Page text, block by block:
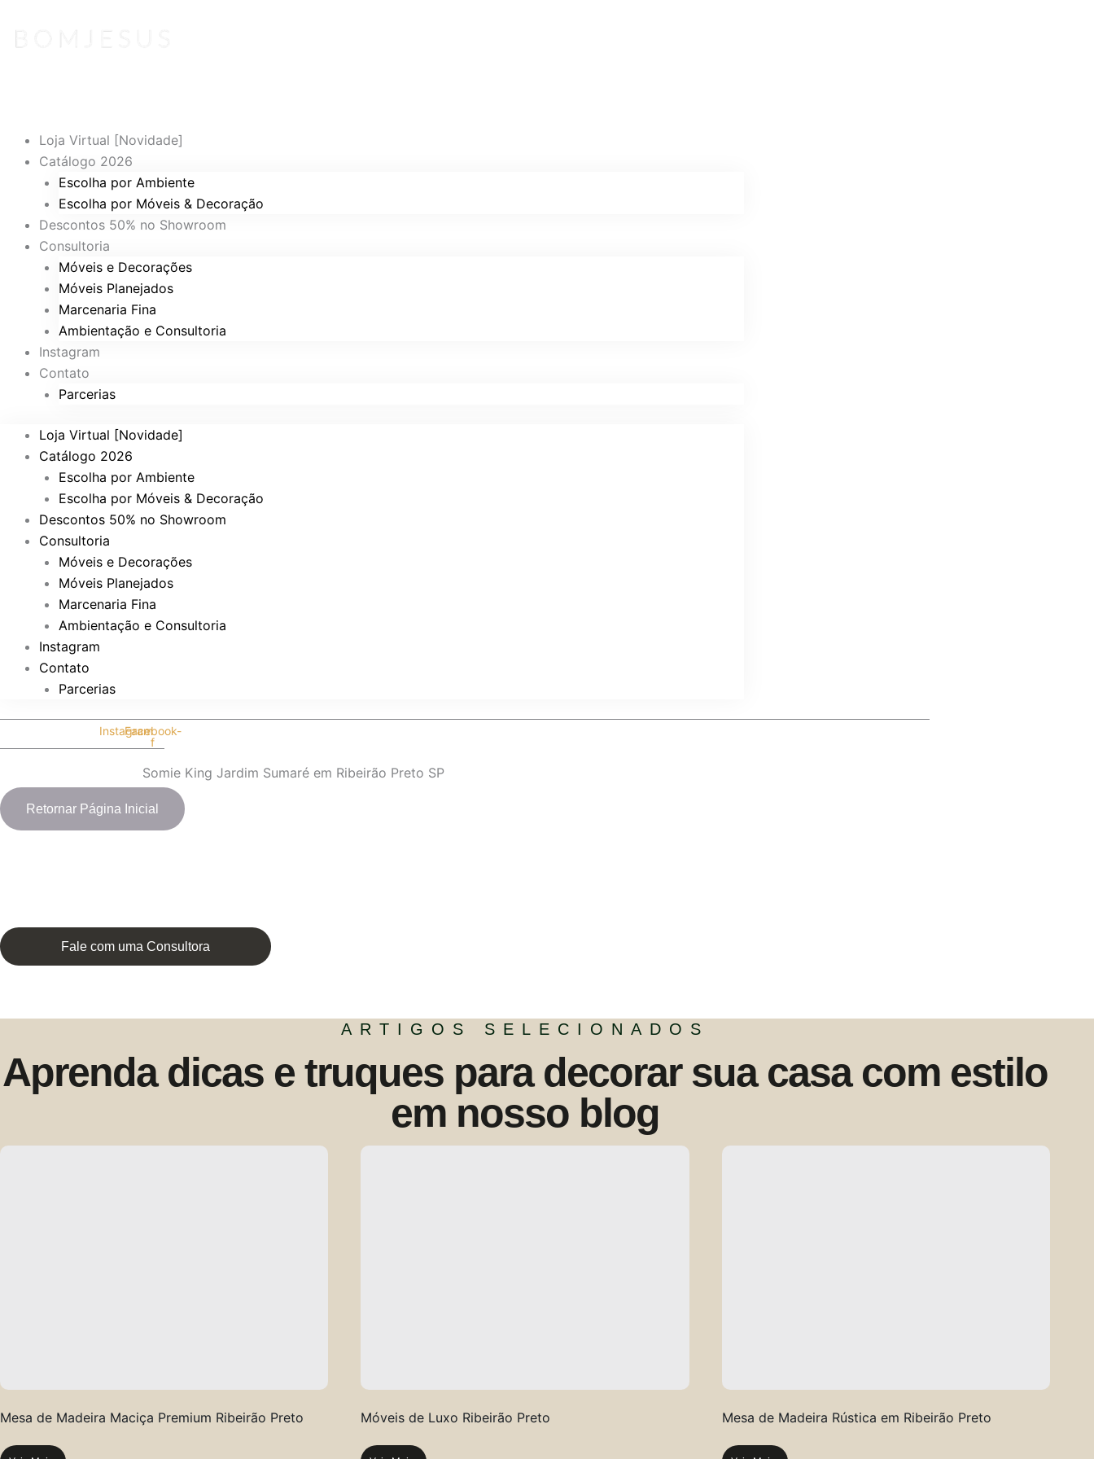
para
Loja Virtual [Novidade]
Catálogo 2026
Escolha por Ambiente
Escolha por Móveis & Decoração
Descontos 50% no Showroom
Consultoria
Móveis e Decorações
Móveis Planejados
Marcenaria Fina
Ambientação e Consultoria
Instagram
Contato
Parcerias
Loja Virtual [Novidade]
Catálogo 2026
Escolha por Ambiente
Escolha por Móveis & Decoração
Descontos 50% no Showroom
Consultoria
Móveis e Decorações
Móveis Planejados
Marcenaria Fina
Ambientação e Consultoria
Instagram
Contato
Parcerias
Instagram
Facebook-
f
Somie King Jardim Sumaré em Ribeirão Preto SP
Retornar Página Inicial
Fale com uma Consultora
ARTIGOS SELECIONADOS
Aprenda dicas e truques para decorar sua casa com estilo
em nosso blog
Mesa de Madeira Maciça Premium Ribeirão Preto Móveis de Luxo Ribeirão Preto Mesa de Madeira Rústica em Ribeirão Preto